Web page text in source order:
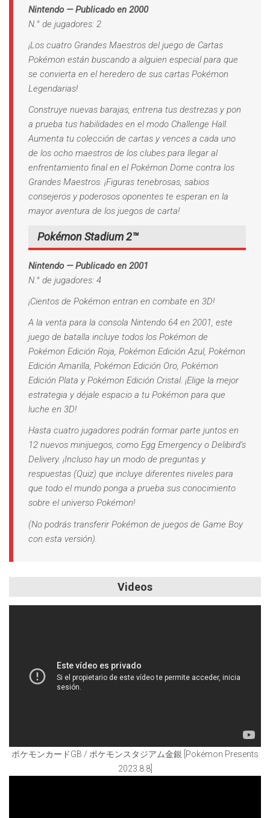
Nintendo — Publicado en 2000
N.° de jugadores: 2
¡Los cuatro Grandes Maestros del juego de Cartas
Pokémon están buscando a alguien especial para que
se convierta en el heredero de sus cartas Pokémon
Legendarias!
Construye nuevas barajas, entrena tus destrezas y pon
a prueba tus habilidades en el modo Challenge Hall.
Aumenta tu colección de cartas y vences a cada uno
de los ocho maestros de los clubes para llegar al
enfrentamiento final en el Pokémon Dome contra los
Grandes Maestros. ¡Figuras tenebrosas, sabios
consejeros y poderosos oponentes te esperan en la
mayor aventura de los juegos de carta!
Pokémon Stadium 2™
Nintendo — Publicado en 2001
N.° de jugadores: 4
¡Cientos de Pokémon entran en combate en 3D!
A la venta para la consola Nintendo 64 en 2001, este
juego de batalla incluye todos los Pokémon de
Pokémon Edición Roja, Pokémon Edición Azul, Pokémon
Edición Amarilla, Pokémon Edición Oro, Pokémon
Edición Plata y Pokémon Edición Cristal. ¡Elige la mejor
estrategia y déjale espacio a tu Pokémon para que
luche en 3D!
Hasta cuatro jugadores podrán formar parte juntos en
12 nuevos minijuegos, como Egg Emergency o Delibird’s
Delivery. ¡Incluso hay un modo de preguntas y
respuestas (Quiz) que incluye diferentes niveles para
que todo el mundo ponga a prueba sus conocimiento
sobre el universo Pokémon!
(No podrás transferir Pokémon de juegos de Game Boy
con esta versión).
Videos
ポケモンカードGB / ポケモンスタジアム金銀 [Pokémon Presents
2023.8.8]